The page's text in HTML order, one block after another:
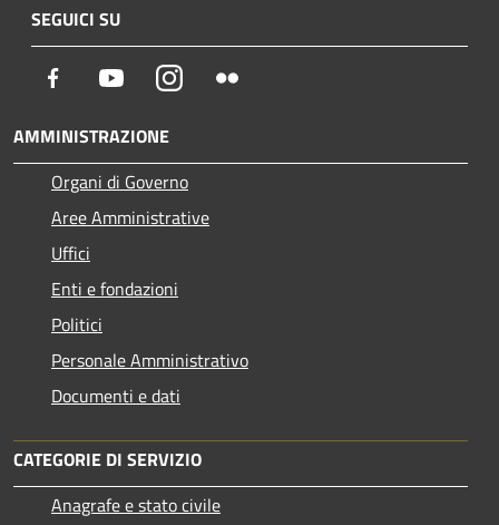
SEGUICI SU
Facebook YoutubeInstagram
AMMINISTRAZIONE
Organi di Governo
Aree Amministrative
Uffici
Enti e fondazioni
Politici
Personale Amministrativo
Documenti e dati
CATEGORIE DI SERVIZIO
Anagrafe e stato civile